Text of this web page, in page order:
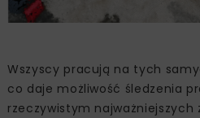
Wszyscy pracują na tych
co daje możliwość śledzenia
rzeczywistym najważniejszych